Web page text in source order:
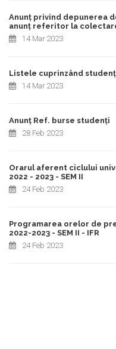
Anunț privind depunerea
anunț referitor la
14 Mar 2023
Listele cuprinzând
14 Mar 2023
Anunț Ref. burse studenți
28 Feb 2023
Orarul aferent ciclului
2022 - 2023 - SEM II
24 Feb 2023
Programarea orelor de
2022-2023 - SEM II - IFR
24 Feb 2023